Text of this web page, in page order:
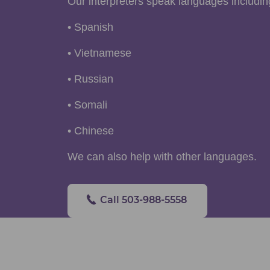
• Spanish
• Vietnamese
• Russian
• Somali
• Chinese
We can also help with other languages.
Call 503-988-5558